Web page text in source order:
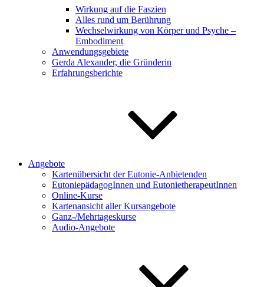
Wirkung auf die Faszien
Alles rund um Berührung
Wechselwirkung von Körper und Psyche –
Embodiment
Anwendungsgebiete
Gerda Alexander, die Gründerin
Erfahrungsberichte
Angebote
Kartenübersicht der Eutonie-Anbietenden
EutoniepädagogInnen und EutonietherapeutInnen
Online-Kurse
Kartenansicht aller Kursangebote
Ganz-/Mehrtageskurse
Audio-Angebote